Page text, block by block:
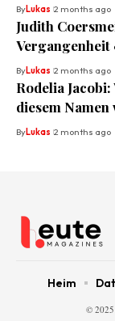
ByLukas 2 months ago
Judith
ByLukas 2 months ago
Rodelia
diesem
ByLukas 2 months ago
© 2025
Heim